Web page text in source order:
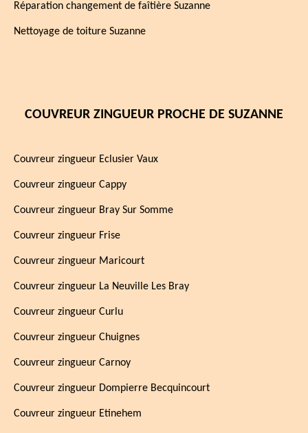
Réparation changement de faîtière Suzanne
Nettoyage de toiture Suzanne
COUVREUR ZINGUEUR PROCHE DE SUZANNE
Couvreur zingueur Eclusier Vaux
Couvreur zingueur Cappy
Couvreur zingueur Bray Sur Somme
Couvreur zingueur Frise
Couvreur zingueur Maricourt
Couvreur zingueur La Neuville Les Bray
Couvreur zingueur Curlu
Couvreur zingueur Chuignes
Couvreur zingueur Carnoy
Couvreur zingueur Dompierre Becquincourt
Couvreur zingueur Etinehem